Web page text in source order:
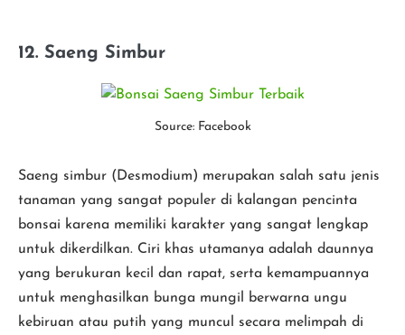
12. Saeng Simbur
Source: Facebook
Saeng simbur (Desmodium) merupakan salah satu jenis
tanaman yang sangat populer di kalangan pencinta
bonsai karena memiliki karakter yang sangat lengkap
untuk dikerdilkan. Ciri khas utamanya adalah daunnya
yang berukuran kecil dan rapat, serta kemampuannya
untuk menghasilkan bunga mungil berwarna ungu
kebiruan atau putih yang muncul secara melimpah di